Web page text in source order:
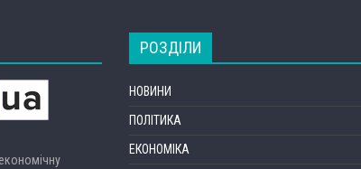
РОЗДІЛИ
НОВИНИ
ПОЛІТИКА
ЕКОНОМІКА